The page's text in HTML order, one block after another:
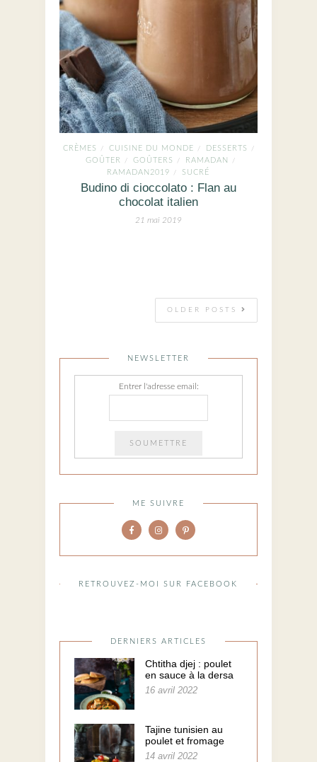
CRÈMES / CUISINE DU MONDE / DESSERTS /
GOÛTER / GOÛTERS / RAMADAN /
RAMADAN2019 / SUCRÉ
Budino di cioccolato : Flan au
chocolat italien
21 mai 2019
OLDER POSTS
NEWSLETTER
Entrer l'adresse email:
ME SUIVRE
RETROUVEZ-MOI SUR FACEBOOK
DERNIERS ARTICLES
Chtitha djej : poulet
en sauce à la dersa
16 avril 2022
Tajine tunisien au
poulet et fromage
14 avril 2022